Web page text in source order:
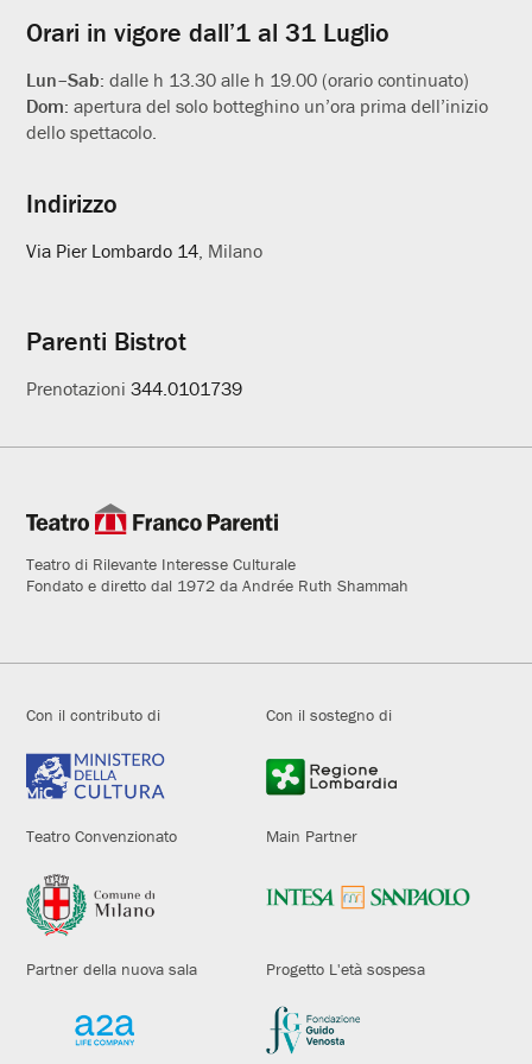
Orari in vigore dall’1 al 31 Luglio
Lun–Sab:dalle h 13.30 alle h 19.00 (orario continuato)
Dom:apertura del solo botteghino un’ora prima dell’inizio
dello spettacolo.
Indirizzo
Via Pier Lombardo 14, Milano
Parenti Bistrot
Prenotazioni344.0101739
Teatro di Rilevante Interesse Culturale
Fondato e diretto dal 1972 da Andrée Ruth Shammah
Con il contributo di Con il sostegno di
Teatro Convenzionato Main Partner
Partner della nuova sala Progetto L'età sospesa